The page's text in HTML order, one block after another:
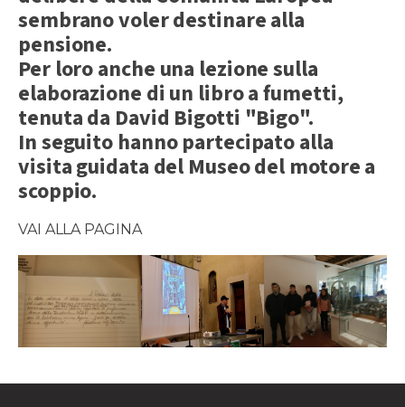
sembrano voler destinare alla
pensione.
Per loro anche una lezione sulla
elaborazione di un libro a fumetti,
tenuta da David Bigotti "Bigo".
In seguito hanno partecipato alla
visita guidata del Museo del motore a
scoppio.
VAI ALLA PAGINA